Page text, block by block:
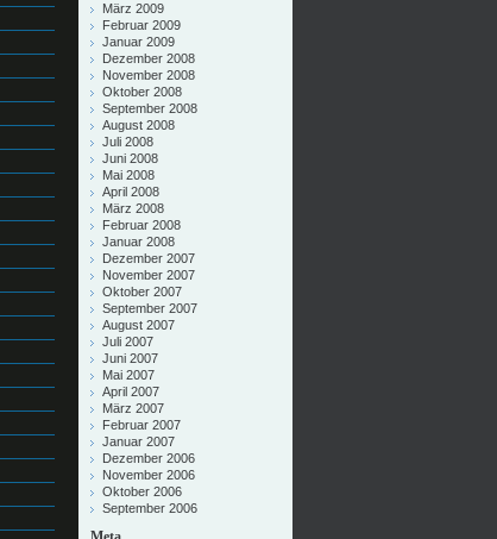
März 2009
Februar 2009
Januar 2009
Dezember 2008
November 2008
Oktober 2008
September 2008
August 2008
Juli 2008
Juni 2008
Mai 2008
April 2008
März 2008
Februar 2008
Januar 2008
Dezember 2007
November 2007
Oktober 2007
September 2007
August 2007
Juli 2007
Juni 2007
Mai 2007
April 2007
März 2007
Februar 2007
Januar 2007
Dezember 2006
November 2006
Oktober 2006
September 2006